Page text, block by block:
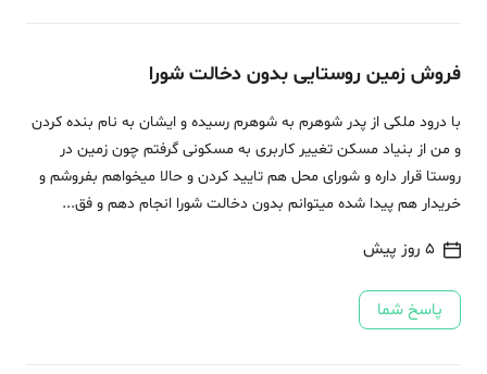
فروش زمین روستایی بدون دخالت شورا
با درود ملکی از پدر شوهرم به شوهرم رسیده و ایشان به نام بنده کردن
و من از بنیاد مسکن تغییر کاربری به مسکونی گرفتم چون زمین در
روستا قرار داره و شورای محل هم تایید کردن و حالا میخواهم بفروشم و
خریدار هم پیدا شده میتوانم بدون دخالت شورا انجام دهم و فق...
5 روز پیش
پاسخ شما